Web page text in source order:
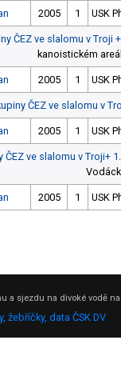
2005 1 USK
ČEZ ve slalomu v
kanoistickém
2005 1 USK
ČEZ ve slalomu v
2005 1 USK
ČEZ ve slalomu v Troji+
2005 1 USK
a sjezdu na divoké vodě
žebříčky, data ČSK DV